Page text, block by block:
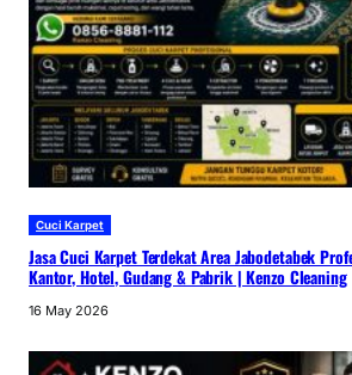
Cuci Karpet
Jasa Cuci Karpet Terdekat Area Jabodetabek
Kantor, Hotel, Gudang & Pabrik | Kenzo Cleaning
16 May 2026